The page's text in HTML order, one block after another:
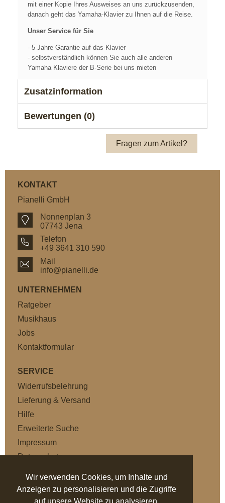
Wir verwenden Cookies, um Inhalte und
Anzeigen zu personalisieren und die Zugriffe
auf unsere Website zu analysieren.
mit einer Kopie Ihres Ausweises an uns zurückzusenden,
danach geht das Yamaha-Klavier zu Ihnen auf die Reise.
Unser Service für Sie
- 5 Jahre Garantie auf das Klavier
- selbstverständlich können Sie auch alle anderen
Yamaha Klaviere der B-Serie bei uns mieten
Zusatzinformation
Bewertungen (0)
Fragen zum Artikel?
KONTAKT
Pianelli GmbH
Nonnenplan 3
07743 Jena
Telefon
+49 3641 310 590
Mail
info@pianelli.de
UNTERNEHMEN
Ratgeber
Musikhaus
Jobs
Kontaktformular
SERVICE
Widerrufsbelehrung
Lieferung & Versand
Hilfe
Erweiterte Suche
Impressum
Datenschutz
NEWSLETTER